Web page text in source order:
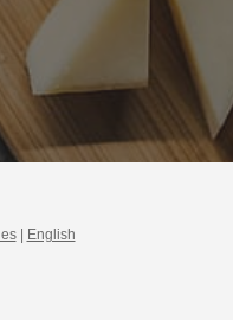
| English